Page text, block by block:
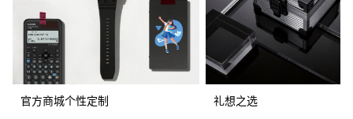
官方商城个性定制 礼想之选